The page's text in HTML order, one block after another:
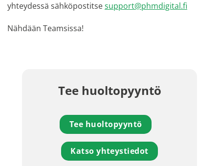
yhteydessä sähköpostitsesupport@phmdigital.fi
Nähdään Teamsissa!
Tee huoltopyyntö
Tee huoltopyyntö
Katso yhteystiedot